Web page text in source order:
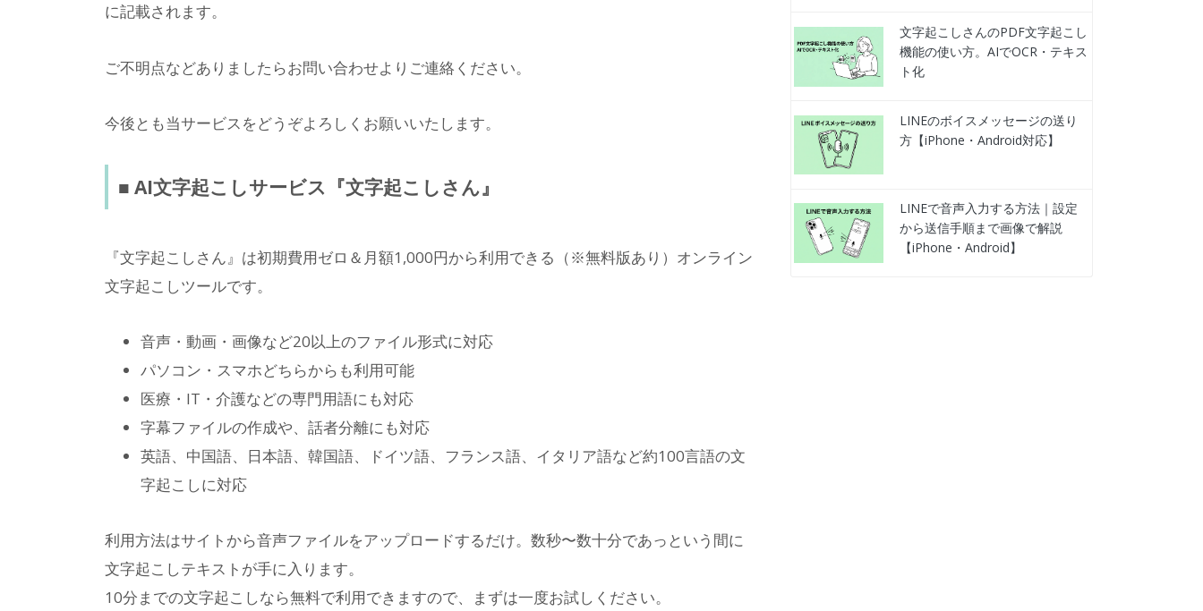
に記載されます。
ご不明点などありましたらお問い合わせよりご連絡ください。
今後とも当サービスをどうぞよろしくお願いいたします。
■ AI文字起こしサービス『文字起こしさん』
『文字起こしさん』は初期費用ゼロ＆月額1,000円から利用できる（※無料版あり）オンライン
文字起こしツールです。
音声・動画・画像など20以上のファイル形式に対応
パソコン・スマホどちらからも利用可能
医療・IT・介護などの専門用語にも対応
字幕ファイルの作成や、話者分離にも対応
英語、中国語、日本語、韓国語、ドイツ語、フランス語、イタリア語など約100言語の文
字起こしに対応
利用方法はサイトから音声ファイルをアップロードするだけ。数秒〜数十分であっという間に
文字起こしテキストが手に入ります。
10分までの文字起こしなら無料で利用できますので、まずは一度お試しください。
文字起こしさんのPDF文字起こし
機能の使い方。AIでOCR・テキス
ト化
LINEのボイスメッセージの送り
方【iPhone・Android対応】
LINEで音声入力する方法｜設定
から送信手順まで画像で解説
【iPhone・Android】